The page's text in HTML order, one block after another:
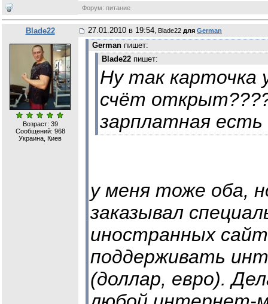
Форум: питание
Blade22 27.01.2010 в 19:54 , Blade22 для German
Возраст: 39
Сообщений: 968
Украина, Киев
Germanпишет:
Blade22 пишет:
Ну так карточка
счёт
зарплатная
у меня тоже оба,
заказывал
иностранных
поддерживать
(доллар, евро).